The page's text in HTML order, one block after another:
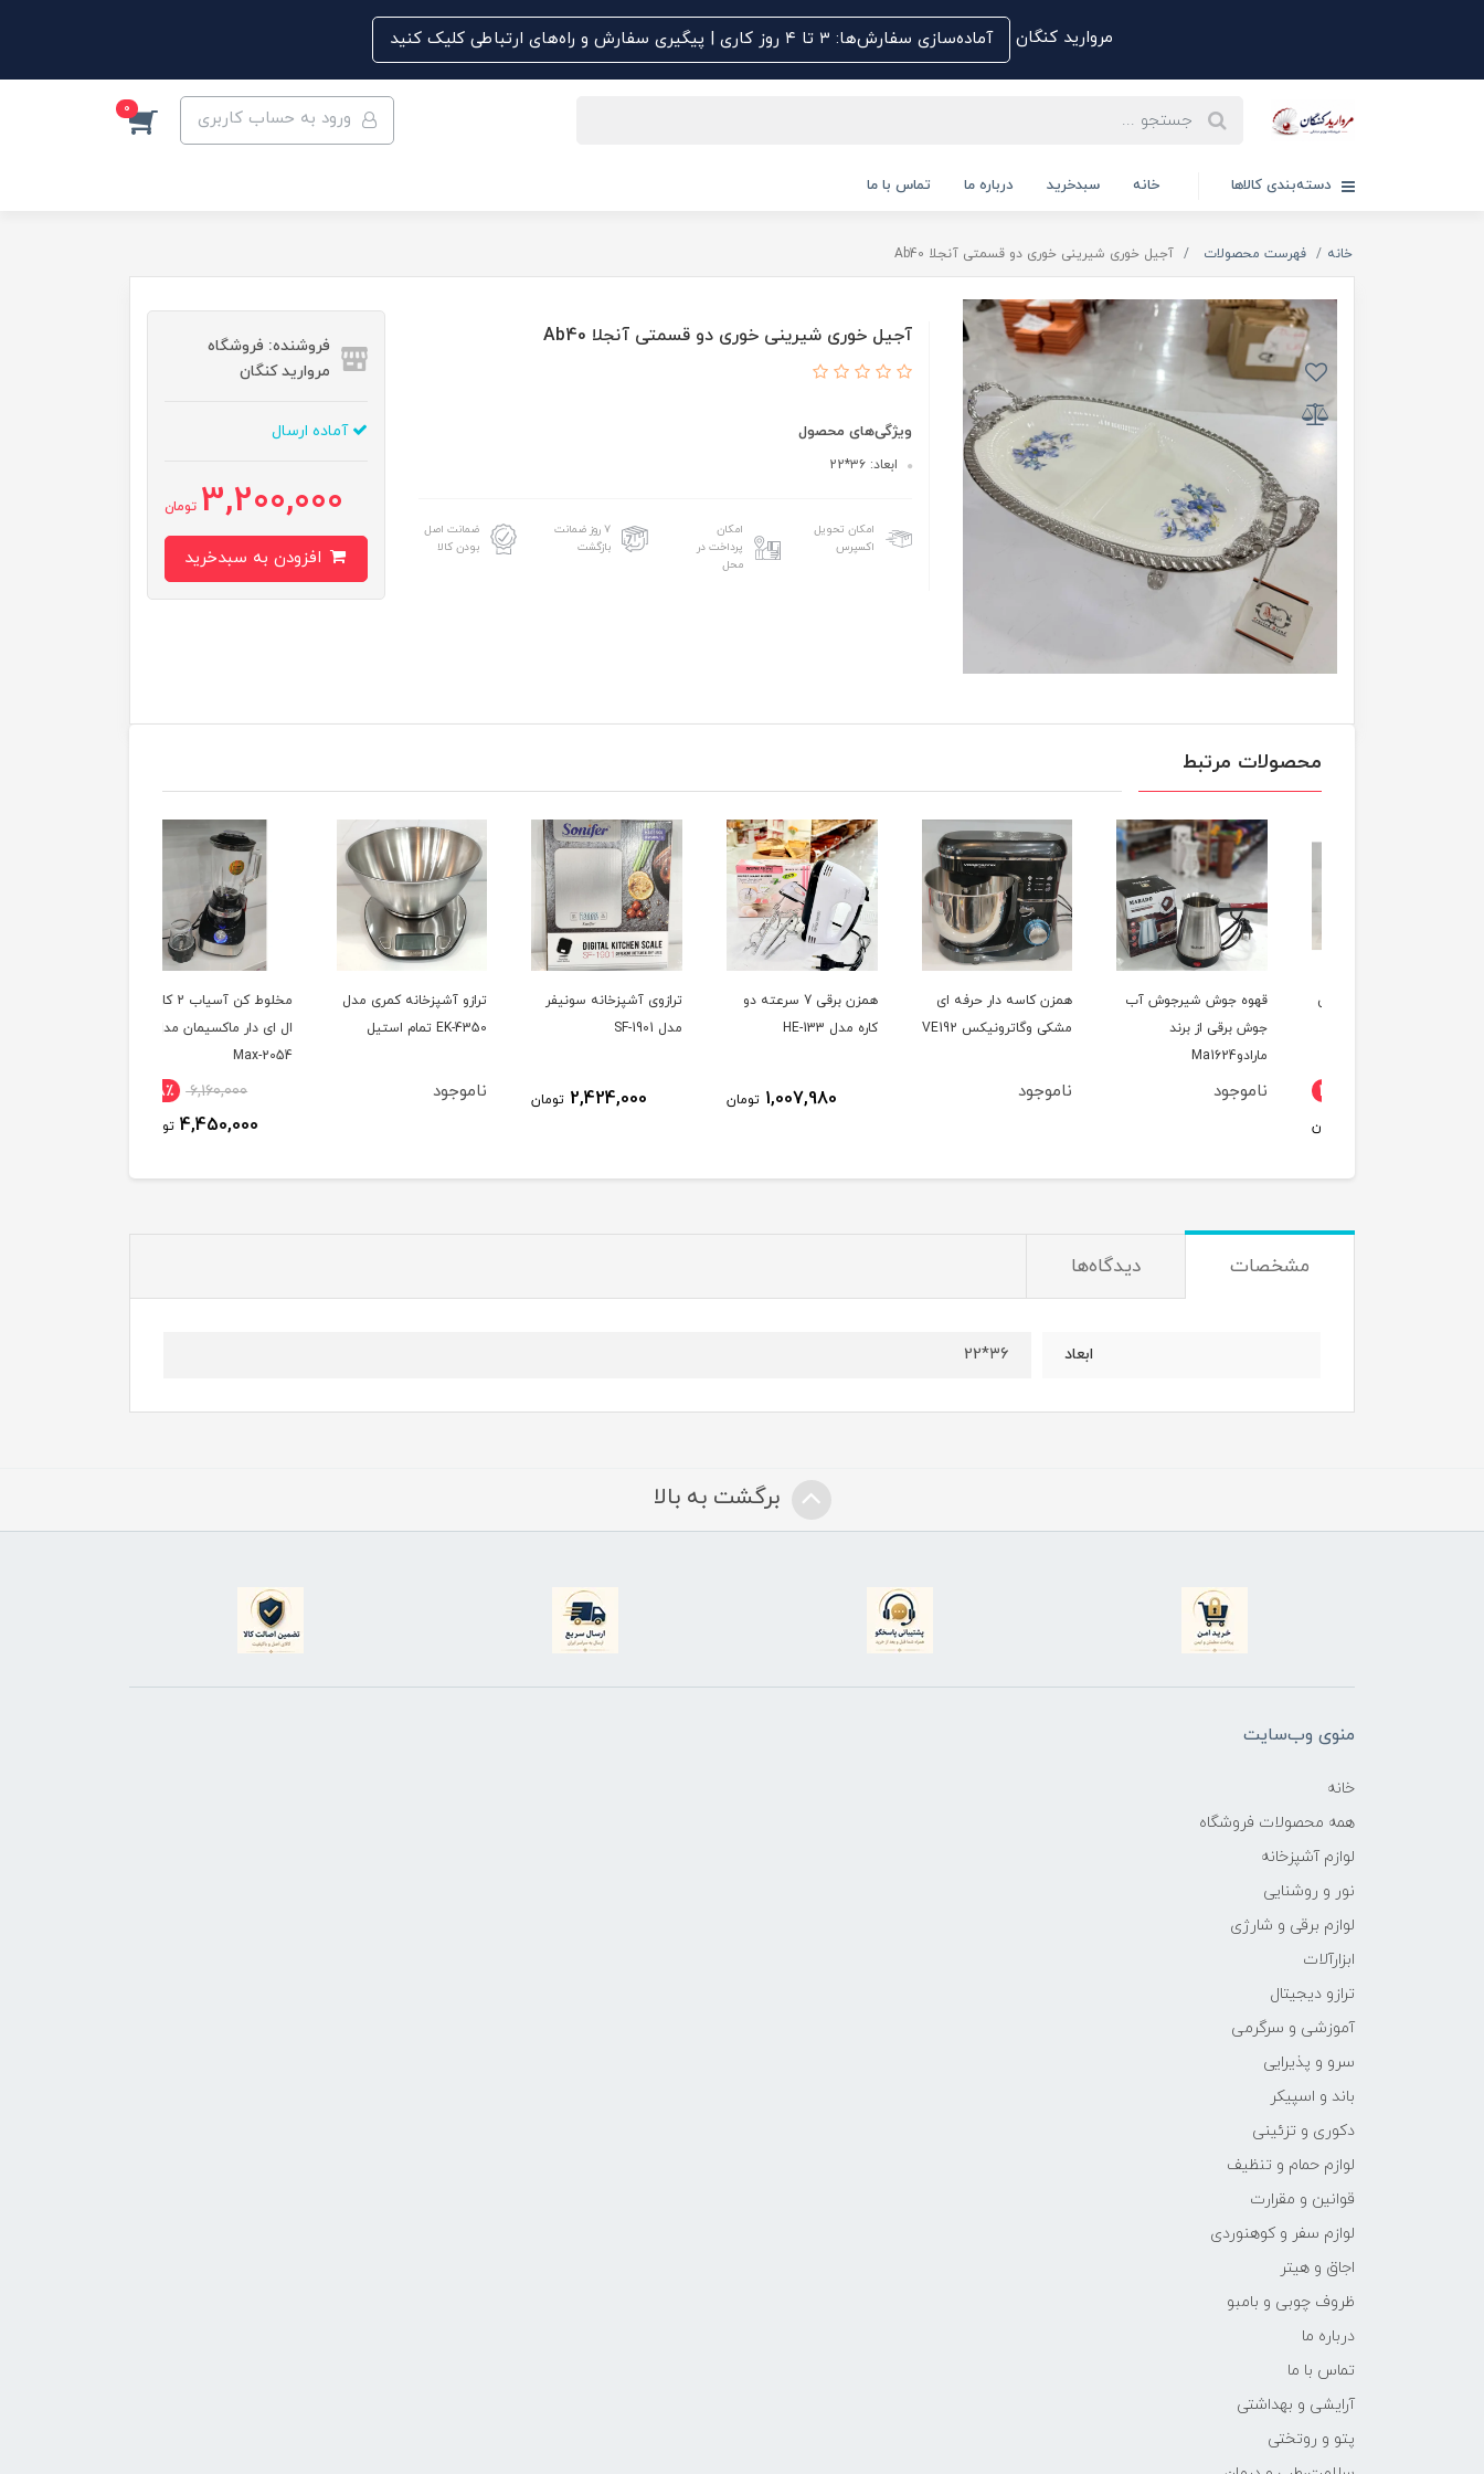
مروارید کنگان آماده‌سازی سفارش‌ها: ۳ تا ۴ روز کاری | پیگیری سفارش و راه‌های ارتباطی کلیک کنید
ورود به حساب کاربری 0
دسته‌بندی کالاها خانه سبدخرید درباره ما تماس با ما
خانه فهرست محصولات آجیل خوری شیرینی خوری دو قسمتی آنجلا Ab40
آجیل خوری شیرینی خوری دو قسمتی آنجلا Ab40
ویژگی‌های محصول
ابعاد: ۳۶*22
امکان تحویل
اکسپرس
امکان
پرداخت در
محل
۷ روز ضمانت
بازگشت
ضمانت اصل
بودن کالا
فروشنده: فروشگاه
مروارید کنگان
آماده ارسال
3,200,000 تومان
محصولات مرتبط
قهوه جوش شیرجوش آب
جوش برقی از برند
ناموجود
همزن کاسه دار حرفه ای
مشکی وگاترونیکس VE192
ناموجود
همزن برقی 7 سرعته دو
کاره مدل HE-133
1,007,980 تومان
ترازوی آشپزخانه سونیفر
2,424,000 تومان
ترازو آشپزخانه کمری مدل
EK-4350 تمام استیل
ناموجود
مخلوط کن آسیاب 2 کاره
ال ای دار ماکسیمان مدل
Max-2054
6,160,000 28٪
4,450,000 تومان
مشخصات دیدگاه‌ها
ابعاد ۳۶*22
برگشت به بالا
منوی وب‌سایت
خانه
همه محصولات فروشگاه
لوازم آشپزخانه
نور و روشنایی
لوازم برقی و شارژی
ابزارآلات
ترازو دیجیتال
آموزشی و سرگرمی
سرو و پذیرایی
باند و اسپیکر
دکوری و تزئینی
لوازم حمام و تنظیف
قوانین و مقرارت
لوازم سفر و کوهنوردی
اجاق و هیتر
ظروف چوبی و بامبو
درباره ما
تماس با ما
آرایشی و بهداشتی
پتو و روتختی